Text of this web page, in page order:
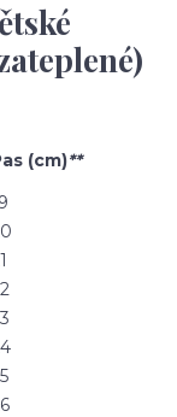
(cm)**